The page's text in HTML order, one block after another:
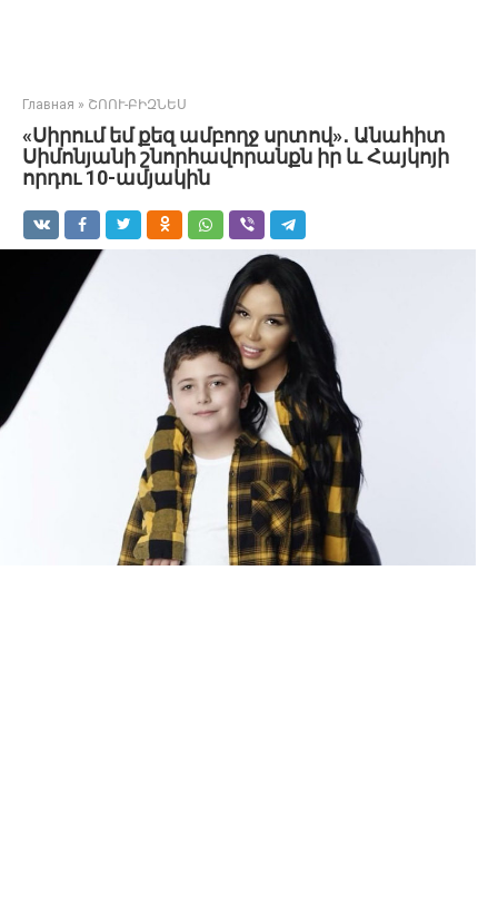
Главная » ՇՈՈՒ-ԲԻԶՆԵՍ
«Սիրում եմ քեզ ամբողջ սրտով»․ Անահիտ
Սիմոնյանի շնորհավորանքն իր և Հայկոյի
որդու 10-ամյակին